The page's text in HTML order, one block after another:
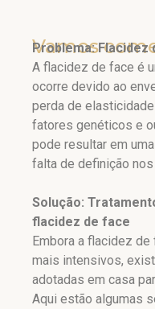
Vamos
Problema: Flacidez
A flacidez de face é
ocorre devido ao
perda de
fatores genéticos e
pode resultar em
falta de definição
Solução:
flacidez de face
Embora a flacidez
mais intensivos,
adotadas em casa
Aqui estão algumas